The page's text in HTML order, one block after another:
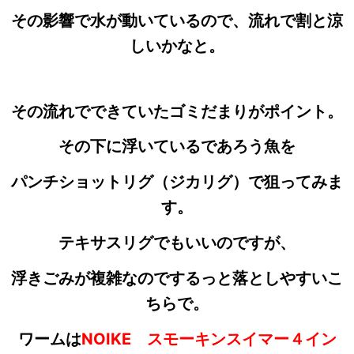
その影響で水が動いているので、流れで割と涼
しいかなと。
その流れでできていたゴミだまりがポイント。
その下に浮いているであろう魚を
パンチショットリグ（ジカリグ）で狙ってみま
す。
テキサスリグでもいいのですが、
浮きごみが複雑なのでするっと落としやすいこ
ちらで。
ワームはNOIKE スモーキンスイマー４イン